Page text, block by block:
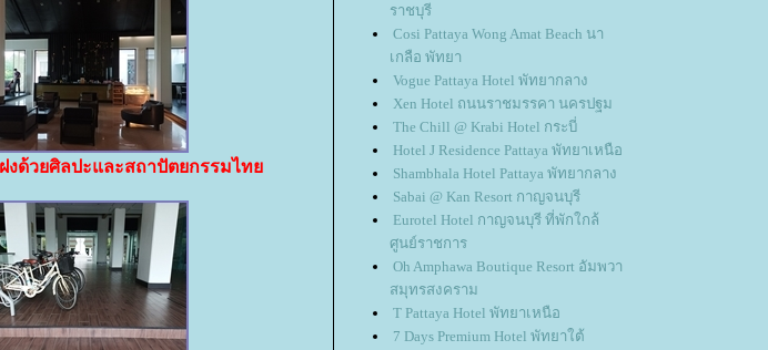
ด้วยศิลปะและสถาปัตยกรรมไท
ราชบุรี
Cosi Pattaya Wong Amat Beach นา
เกลือ พัทยา
Vogue Pattaya Hotel พัทยากลาง
Xen Hotel ถนนราชมรรคา นครปฐม
The Chill @ Krabi Hotel กระบี่
Hotel J Residence Pattaya พัทยาเหนือ
Shambhala Hotel Pattaya พัทยากลาง
Sabai @ Kan Resort กาญจนบุรี
Eurotel Hotel กาญจนบุรี ที่พักใกล้
ศูนย์ราชการ
Oh Amphawa Boutique Resort อัมพวา
สมุทรสงคราม
T Pattaya Hotel พัทยาเหนือ
7 Days Premium Hotel พัทยาใต้